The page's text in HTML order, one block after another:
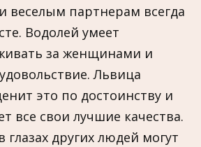
партнерам всегда
Водолей умеет
за женщинами и
Львица
это по достоинству и
все свои лучшие качества.
других людей могут